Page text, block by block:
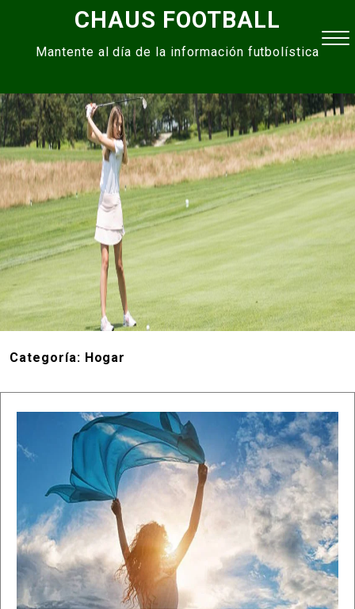
content
CHAUS FOOTBALL
Mantente al día de la información futbolística
Categoría: Hogar